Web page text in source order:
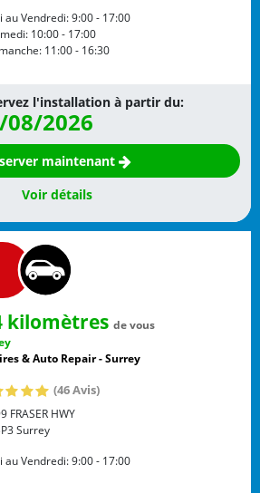
au Vendredi:9:00 - 17:00
10:00 - 17:00
11:00 - 16:30
l'installation à partir du:
08/2026
maintenant
Voir détails
kilomètres de vous
& Auto Repair - Surrey
(46 Avis)
FRASER HWY
Surrey
au Vendredi:9:00 - 17:00